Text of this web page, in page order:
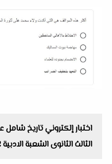
اختبار إلكتروني تاريخ
الثالث الثانوى الشعبة الادبية 2022